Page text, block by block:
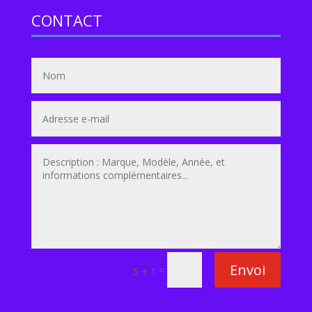
CONTACT
5 + 1 = Envoi